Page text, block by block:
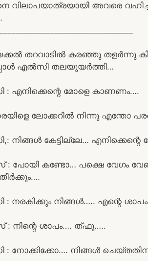
വിലാപയാത്രയായി അവരെ
തറവാടിൽ കരഞ്ഞു തളർന്നു
എൽസി തലയുയർത്തി…
എനിക്കെന്റെ മോളെ കാണണം….
ലോക്കറിൽ നിന്നു എന്തോ
നിങ്ങൾ കേട്ടില്ലേ…
പോയി കണ്ടോ… പക്ഷെ വേഗം
നരകിക്കും നിങ്ങൾ….. എന്റെ ശാപം
നിന്റെ ശാപം…. ത്ഫൂ…..
നോക്കിക്കോ…. നിങ്ങൾ ചെയ്തതിനു